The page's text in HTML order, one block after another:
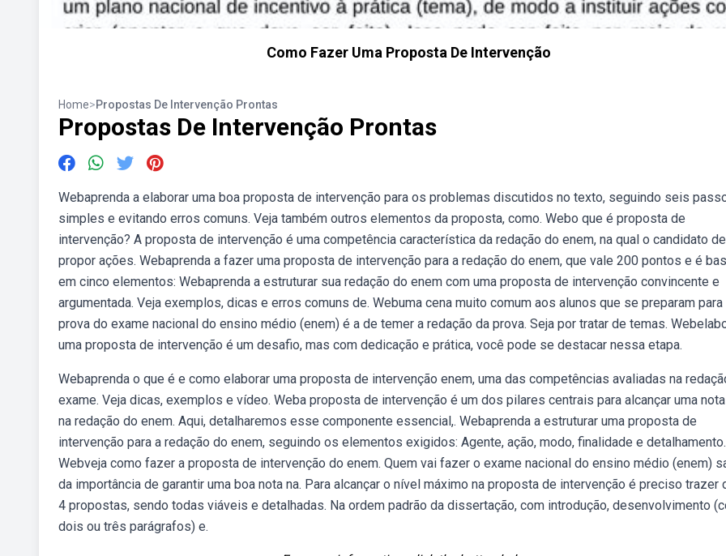
Como Fazer Uma Proposta De Intervenção
Home>Propostas De Intervenção Prontas
Propostas De Intervenção Prontas
Webaprenda a elaborar uma boa proposta de intervenção para os problemas discutidos no texto, seguindo seis
simples e evitando erros comuns. Veja também outros elementos da proposta, como. Webo que é proposta de
intervenção? A proposta de intervenção é uma competência característica da redação do enem, na qual o candidato
propor ações. Webaprenda a fazer uma proposta de intervenção para a redação do enem, que vale 200 pontos e é
em cinco elementos: Webaprenda a estruturar sua redação do enem com uma proposta de intervenção convincente e
argumentada. Veja exemplos, dicas e erros comuns de. Webuma cena muito comum aos alunos que se preparam para
prova do exame nacional do ensino médio (enem) é a de temer a redação da prova. Seja por tratar de temas.
uma proposta de intervenção é um desafio, mas com dedicação e prática, você pode se destacar nessa etapa.
Webaprenda o que é e como elaborar uma proposta de intervenção enem, uma das competências avaliadas na
exame. Veja dicas, exemplos e vídeo. Weba proposta de intervenção é um dos pilares centrais para alcançar uma
na redação do enem. Aqui, detalharemos esse componente essencial,. Webaprenda a estruturar uma proposta de
intervenção para a redação do enem, seguindo os elementos exigidos: Agente, ação, modo, finalidade e detalhamento.
Webveja como fazer a proposta de intervenção do enem. Quem vai fazer o exame nacional do ensino médio (enem)
da importância de garantir uma boa nota na. Para alcançar o nível máximo na proposta de intervenção é preciso trazer
4 propostas, sendo todas viáveis e detalhadas. Na ordem padrão da dissertação, com introdução, desenvolvimento
dois ou três parágrafos) e.